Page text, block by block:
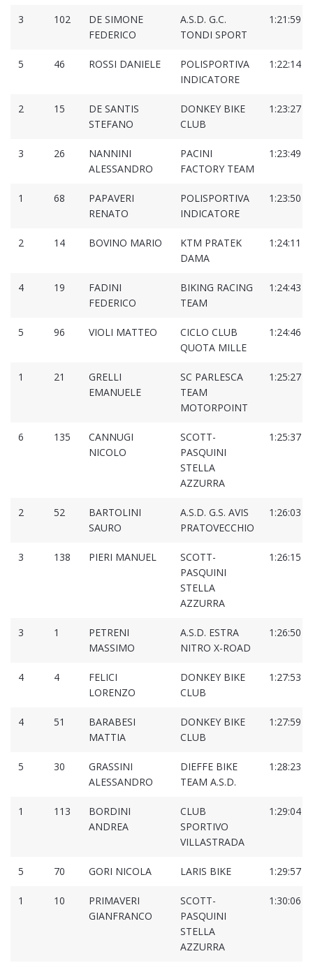
3 102
DE SIMONE
FEDERICO
A.S.D. G.C.
TONDI SPORT
1:21:59
5 46 ROSSI DANIELE
POLISPORTIVA
INDICATORE
1:22:14
2 15
DE SANTIS
STEFANO
DONKEY BIKE
CLUB
1:23:27
3 26
NANNINI
ALESSANDRO
PACINI
FACTORY TEAM
1:23:49
1 68
PAPAVERI
RENATO
POLISPORTIVA
INDICATORE
1:23:50
2 14 BOVINO MARIO
KTM PRATEK
DAMA
1:24:11
4 19
FADINI
FEDERICO
BIKING RACING
TEAM
1:24:43
5 96 VIOLI MATTEO
CICLO CLUB
QUOTA MILLE
1:24:46
1 21
GRELLI
EMANUELE
SC PARLESCA
TEAM
MOTORPOINT
1:25:27
6 135
CANNUGI
NICOLO
SCOTT-
PASQUINI
STELLA
AZZURRA
1:25:37
2 52
BARTOLINI
SAURO
A.S.D. G.S. AVIS
PRATOVECCHIO
1:26:03
3 138 PIERI MANUEL
SCOTT-
PASQUINI
STELLA
AZZURRA
1:26:15
3 1
PETRENI
MASSIMO
A.S.D. ESTRA
NITRO X-ROAD
1:26:50
4 4
FELICI
LORENZO
DONKEY BIKE
CLUB
1:27:53
4 51
BARABESI
MATTIA
DONKEY BIKE
CLUB
1:27:59
5 30
GRASSINI
ALESSANDRO
DIEFFE BIKE
TEAM A.S.D.
1:28:23
1 113
BORDINI
ANDREA
CLUB
SPORTIVO
VILLASTRADA
1:29:04
5 70 GORI NICOLA LARIS BIKE 1:29:57
1 10
PRIMAVERI
GIANFRANCO
SCOTT-
PASQUINI
STELLA
AZZURRA
1:30:06